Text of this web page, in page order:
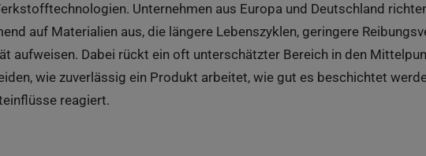
Unternehmen aus Europa und Deutschland
auf Materialien aus, die längere Lebenszyklen, geringere
aufweisen. Dabei rückt ein oft unterschätzter Bereich in den
wie zuverlässig ein Produkt arbeitet, wie gut es beschichtet
reagiert.